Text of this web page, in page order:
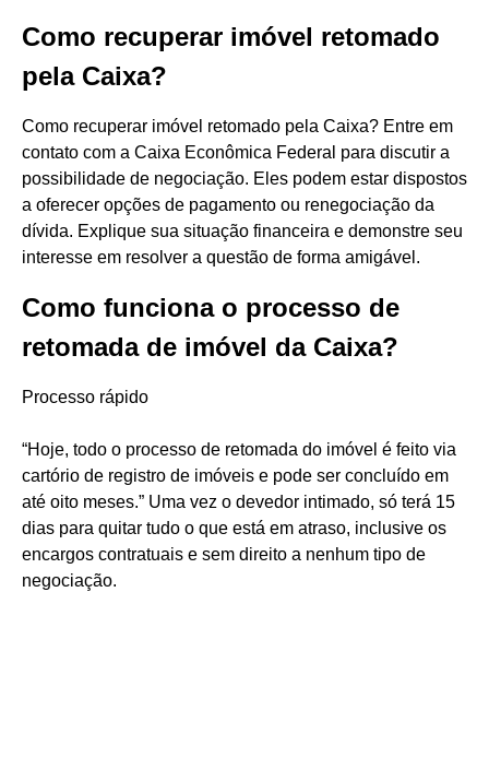
Como recuperar imóvel retomado
pela Caixa?
Como recuperar imóvel retomado pela Caixa? Entre em
contato com a Caixa Econômica Federal para discutir a
possibilidade de negociação. Eles podem estar dispostos
a oferecer opções de pagamento ou renegociação da
dívida. Explique sua situação financeira e demonstre seu
interesse em resolver a questão de forma amigável.
Como funciona o processo de
retomada de imóvel da Caixa?
Processo rápido
“Hoje, todo o processo de retomada do imóvel é feito via
cartório de registro de imóveis e pode ser concluído em
até oito meses.” Uma vez o devedor intimado, só terá 15
dias para quitar tudo o que está em atraso, inclusive os
encargos contratuais e sem direito a nenhum tipo de
negociação.